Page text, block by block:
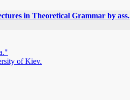
in Theoretical Grammar by ass.
of Kiev.